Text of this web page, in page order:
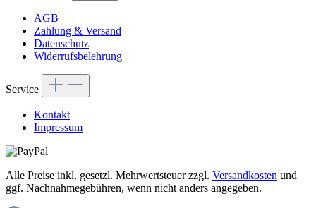
AGB
Zahlung & Versand
Datenschutz
Widerrufsbelehrung
Service
Kontakt
Impressum
Alle Preise inkl. gesetzl. Mehrwertsteuer zzgl. Versandkosten und
ggf. Nachnahmegebühren, wenn nicht anders angegeben.